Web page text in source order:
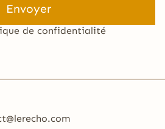
de confidentialité